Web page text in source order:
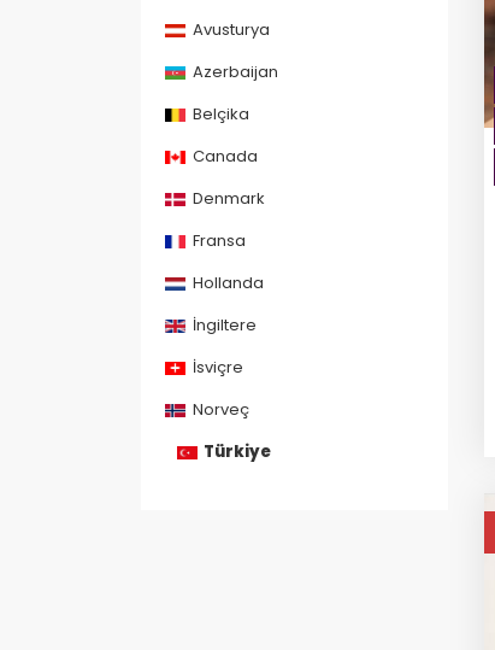
Avusturya
Azerbaijan
Belçika
Canada
Denmark
Fransa
Hollanda
İngiltere
İsviçre
Norveç
Türkiye